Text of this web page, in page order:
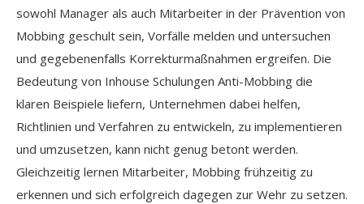
sowohl Manager als auch Mitarbeiter in der Prävention von
Mobbing geschult sein, Vorfälle melden und untersuchen
und gegebenenfalls Korrekturmaßnahmen ergreifen. Die
Bedeutung von Inhouse Schulungen Anti-Mobbing die
klaren Beispiele liefern, Unternehmen dabei helfen,
Richtlinien und Verfahren zu entwickeln, zu implementieren
und umzusetzen, kann nicht genug betont werden.
Gleichzeitig lernen Mitarbeiter, Mobbing frühzeitig zu
erkennen und sich erfolgreich dagegen zur Wehr zu setzen.